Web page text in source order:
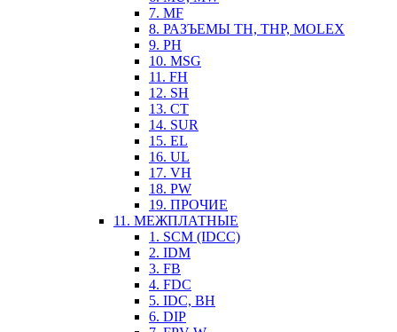
7. MF
8. РАЗЪЕМЫ TH, THP, MOLEX
9. PH
10. MSG
11. FH
12. SH
13. CT
14. SUR
15. EL
16. UL
17. VH
18. PW
19. ПРОЧИЕ
11. МЕЖПЛАТНЫЕ
1. SCM (IDCC)
2. IDM
3. FB
4. FDC
5. IDC, BH
6. DIP